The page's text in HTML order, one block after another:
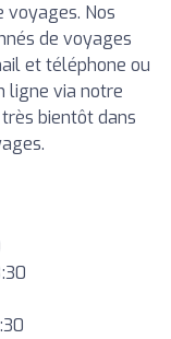
voyages. Nos
de voyages
et téléphone ou
ligne via notre
bientôt dans